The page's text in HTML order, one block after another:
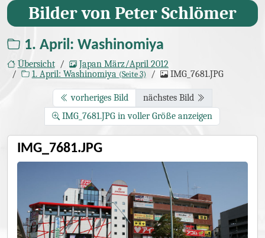
Bilder von Peter Schlömer
1. April: Washinomiya
Übersicht
Japan März/April 2012
1. April: Washinomiya (Seite 3) IMG_7681.JPG
vorheriges Bild
nächstes Bild
IMG_7681.JPG in voller Größe anzeigen
IMG_7681.JPG